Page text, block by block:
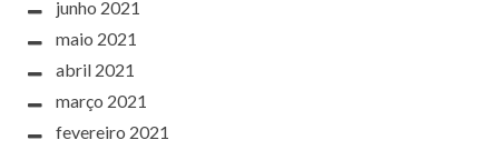
junho 2021
maio 2021
abril 2021
março 2021
fevereiro 2021